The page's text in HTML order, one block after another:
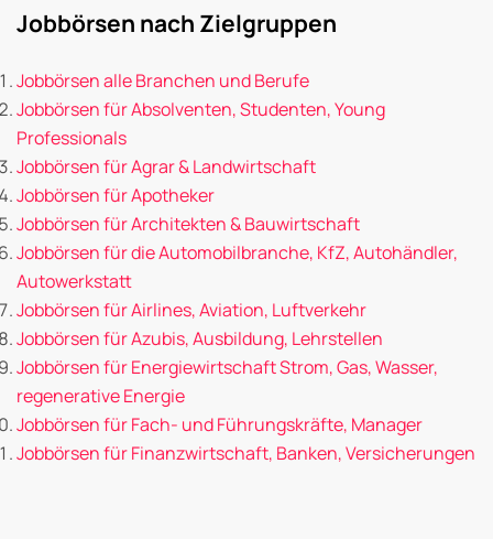
Jobbörsen nach Zielgruppen
Jobbörsen alle Branchen und Berufe
Jobbörsen für Absolventen, Studenten, Young
Professionals
Jobbörsen für Agrar & Landwirtschaft
Jobbörsen für Apotheker
Jobbörsen für Architekten & Bauwirtschaft
Jobbörsen für die Automobilbranche, KfZ, Autohändler,
Autowerkstatt
Jobbörsen für Airlines, Aviation, Luftverkehr
Jobbörsen für Azubis, Ausbildung, Lehrstellen
Jobbörsen für Energiewirtschaft Strom, Gas, Wasser,
regenerative Energie
Jobbörsen für Fach- und Führungskräfte, Manager
Jobbörsen für Finanzwirtschaft, Banken, Versicherungen